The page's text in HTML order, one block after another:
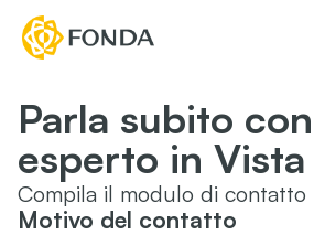
Parla subito
esperto in Vista
Compila il modulo di contatto
Motivo del contatto